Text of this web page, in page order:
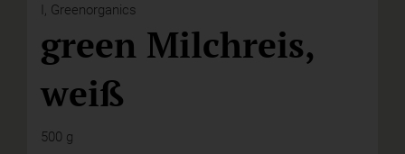
Greenorganics
green Milchreis,
weiß
500 g